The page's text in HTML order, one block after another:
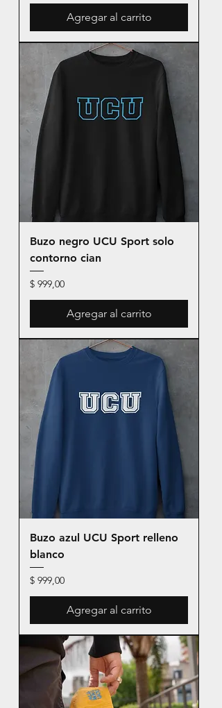
Agregar al carrito
Buzo negro UCU Sport solo
contorno cian
Precio
$ 999,00
Agregar al carrito
Buzo azul UCU Sport relleno
blanco
Precio
$ 999,00
Agregar al carrito